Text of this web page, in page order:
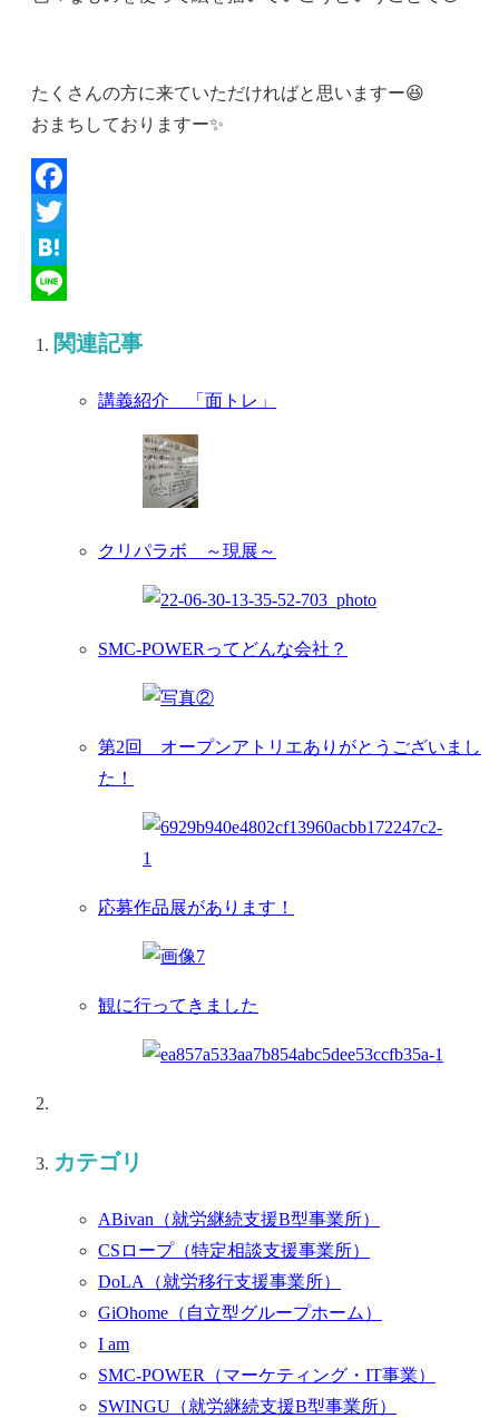
たくさんの方に来ていただければと思いますー😆
おまちしておりますー✨
Facebook
Twitter
Hatena
関連記事
講義紹介 「面トレ」
クリパラボ ～現展～
SMC-POWERってどんな会社？
第2回 オープンアトリエありがとうございまし
た！
応募作品展があります！
観に行ってきました
カテゴリ
ABivan （就労継続支援B型事業所）
CSロープ （特定相談支援事業所）
DoLA （就労移行支援事業所）
GiOhome （自立型グループホーム）
I am
SMC-POWER （マーケティング・IT事業）
SWINGU （就労継続支援B型事業所）